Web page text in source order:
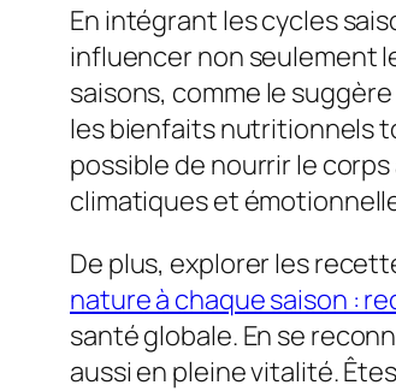
En intégrant les cycles
influencer non seulement
saisons, comme le suggère
les bienfaits nutritionnels
possible de nourrir le
climatiques et
De plus, explorer les
nature à chaque saison :
santé globale. En se
aussi en pleine vitalité.